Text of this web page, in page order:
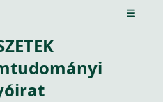
Open